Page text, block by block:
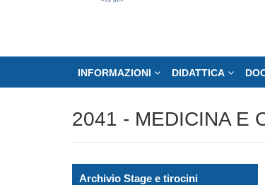
INFORMAZIONI DIDATTICA
2041 - MEDICINA E
Archivio Stage e tirocini